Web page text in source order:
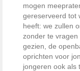
mogen
gereserveerd tot
heeft: we zullen
zonder te
gezien, de
oprichten voor
jongeren ook als